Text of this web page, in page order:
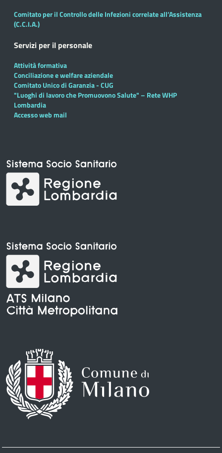
Comitato per il Controllo delle Infezioni correlate all’Assistenza
(C.C.I.A.)
Servizi per il personale
Attività formativa
Conciliazione e welfare aziendale
Comitato Unico di Garanzia - CUG
"Luoghi di lavoro che Promuovono Salute" – Rete WHP
Lombardia
Accesso web mail